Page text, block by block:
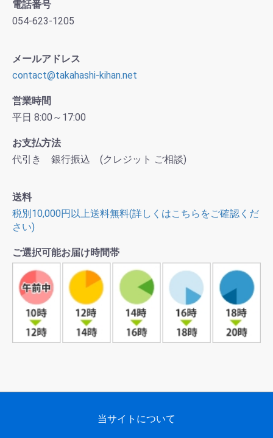
電話番号
054-623-1205
メールアドレス
contact@takahashi-kihan.net
営業時間
平日 8:00～17:00
お支払方法
代引き 銀行振込 (クレジット ご相談)
送料
税別10,000円以上送料無料(詳しくはこちらをご確認くだ
さい)
ご選択可能お届け時間帯
当サイトについて